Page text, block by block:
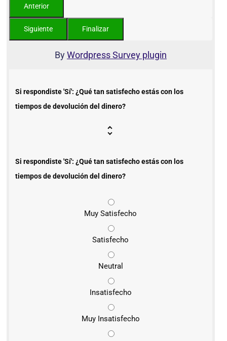
ByWordpress Survey plugin
Si respondiste 'Sí': ¿Qué tan satisfecho estás con los
tiempos de devolución del dinero?
Si respondiste 'Sí': ¿Qué tan satisfecho estás con los
tiempos de devolución del dinero?
Muy Satisfecho
Satisfecho
Neutral
Insatisfecho
Muy Insatisfecho